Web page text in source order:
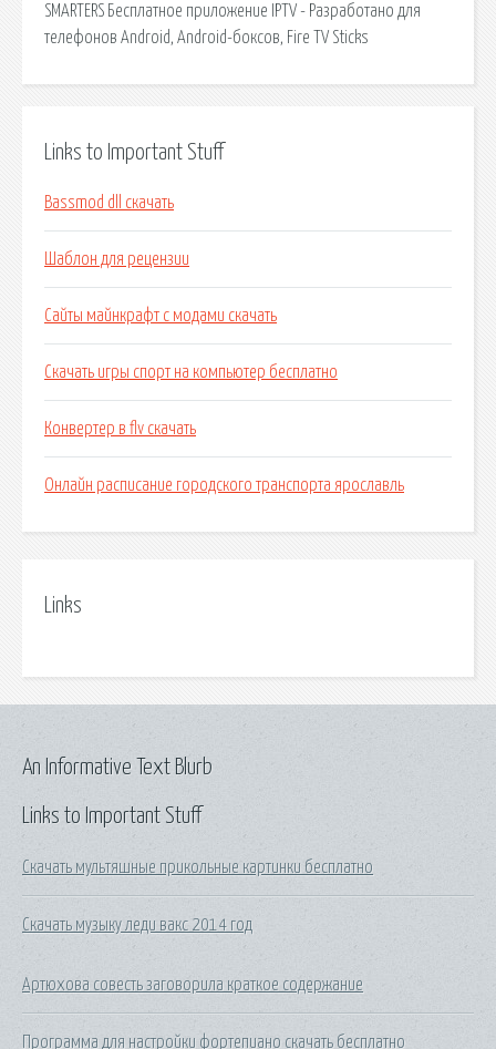
SMARTERS Бесплатное приложение IPTV - Разработано для
телефонов Android, Android-боксов, Fire TV Sticks
Links to Important Stuff
Bassmod dll скачать
Шаблон для рецензии
Сайты майнкрафт с модами скачать
Скачать игры спорт на компьютер бесплатно
Конвертер в flv скачать
Онлайн расписание городского транспорта ярославль
Links
Links to Important Stuff
Скачать мультяшные прикольные картинки бесплатно
Скачать музыку леди вакс 2014 год
Артюхова совесть заговорила краткое содержание
Программа для настройки фортепиано скачать бесплатно
An Informative Text Blurb